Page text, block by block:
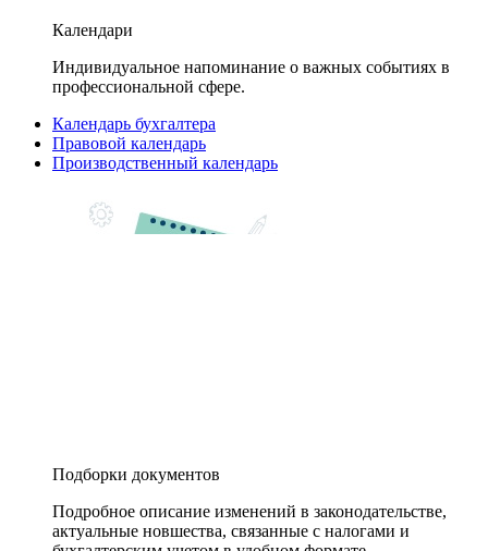
Календари
Индивидуальное напоминание о важных событиях в
профессиональной сфере.
Календарь бухгалтера
Правовой календарь
Производственный календарь
Подборки документов
Подробное описание изменений в законодательстве,
актуальные новшества, связанные с налогами и